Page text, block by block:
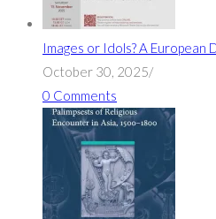
Images or Idols? A
October 30, 2025/
0 Comments